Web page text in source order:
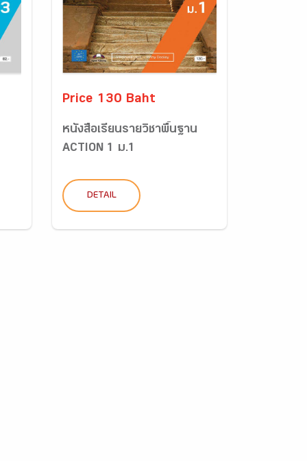
Price 130 Baht
หนังสือเรียนรายวิชาพื้นฐาน
ACTION 1 ม.1
DETAIL